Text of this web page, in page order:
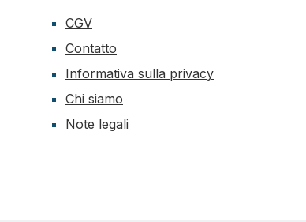
CGV
Contatto
Informativa sulla privacy
Chi siamo
Note legali